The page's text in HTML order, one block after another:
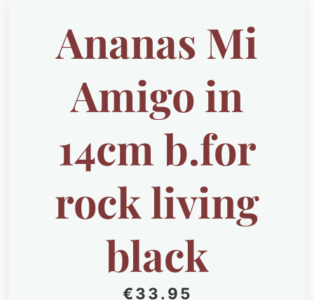
Ananas Mi
Amigo in
14cm b.for
rock living
black
€33.95